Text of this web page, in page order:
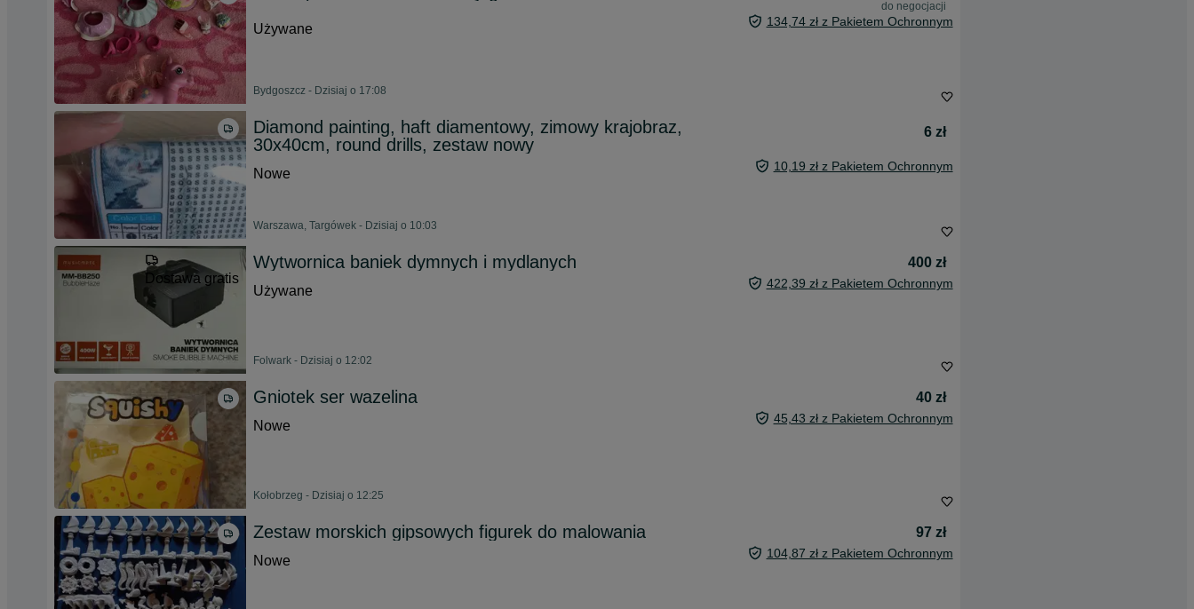
do negocjacji
Używane 134,74 zł z Pakietem Ochronnym
Bydgoszcz - Dzisiaj o 17:08
Diamond painting, haft diamentowy, zimowy krajobraz,
30x40cm, round drills, zestaw nowy
6 zł
Nowe 10,19 zł z Pakietem Ochronnym
Warszawa, Targówek - Dzisiaj o 10:03
Dostawa gratis
Wytwornica baniek dymnych i mydlanych
400 zł
Używane
422,39 zł z Pakietem Ochronnym
Folwark - Dzisiaj o 12:02
Gniotek ser wazelina
40 zł
Nowe
45,43 zł z Pakietem Ochronnym
Kołobrzeg - Dzisiaj o 12:25
Zestaw morskich gipsowych figurek do malowania
97 zł
Nowe
104,87 zł z Pakietem Ochronnym